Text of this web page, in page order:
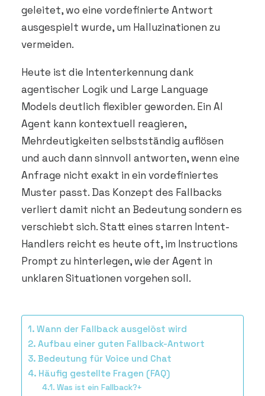
geleitet, wo eine vordefinierte Antwort
ausgespielt wurde, um Halluzinationen zu
vermeiden.
Heute ist die Intenterkennung dank
agentischer Logik und Large Language
Models deutlich flexibler geworden. Ein AI
Agent kann kontextuell reagieren,
Mehrdeutigkeiten selbstständig auflösen
und auch dann sinnvoll antworten, wenn eine
Anfrage nicht exakt in ein vordefiniertes
Muster passt. Das Konzept des Fallbacks
verliert damit nicht an Bedeutung sondern es
verschiebt sich. Statt eines starren Intent-
Handlers reicht es heute oft, im Instructions
Prompt zu hinterlegen, wie der Agent in
unklaren Situationen vorgehen soll.
Wann der Fallback ausgelöst wird
Aufbau einer guten Fallback-Antwort
Bedeutung für Voice und Chat
Häufig gestellte Fragen (FAQ)
Was ist ein Fallback?+